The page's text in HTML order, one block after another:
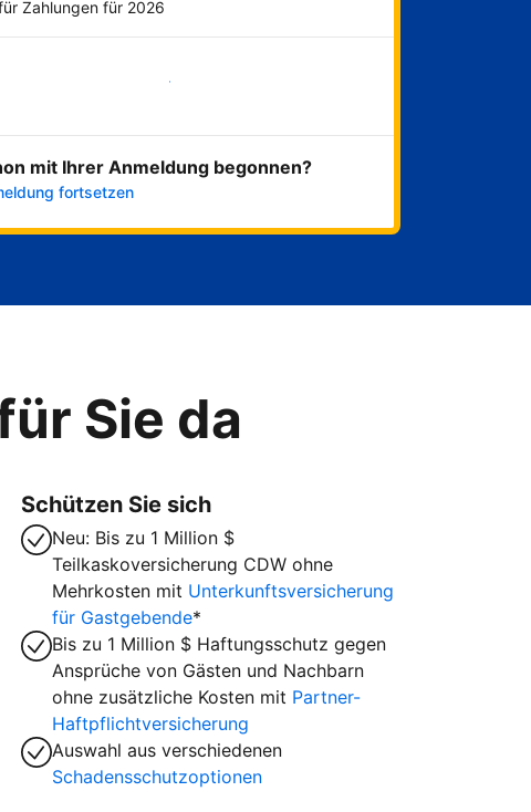
Zahlungen für 2026
Jetzt loslegen
mit Ihrer Anmeldung begonnen?
fortsetzen
Sie da
Schützen Sie sich
Neu: Bis zu 1 Million $
Teilkaskoversicherung CDW ohne
Mehrkosten mit Unterkunftsversicherung
für Gastgebende*
Bis zu 1 Million $ Haftungsschutz gegen
Ansprüche von Gästen und Nachbarn
ohne zusätzliche Kosten mit Partner-
Haftpflichtversicherung
Auswahl aus verschiedenen
Schadensschutzoptionen